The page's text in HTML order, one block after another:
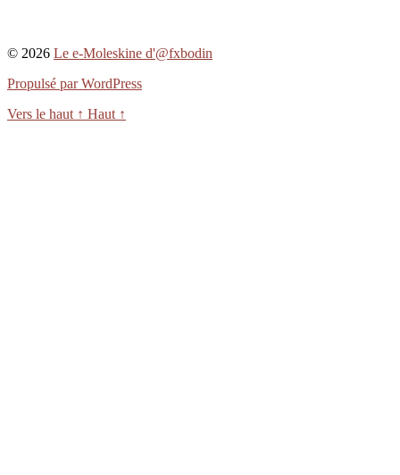
© 2026 Le e-Moleskine d'@fxbodin
Propulsé par WordPress
Vers le haut ↑ Haut ↑